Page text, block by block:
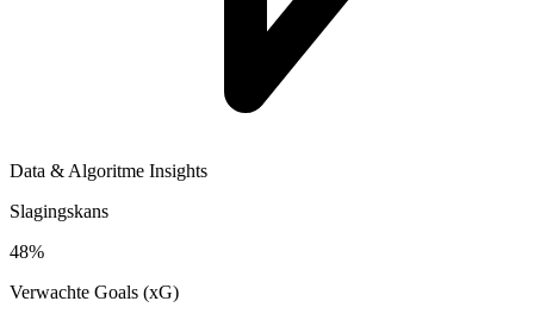
Data & Algoritme Insights
Slagingskans
48%
Verwachte Goals (xG)